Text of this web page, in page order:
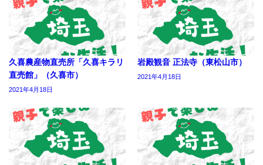
久喜農産物直売所「久喜キラリ
直売館」（久喜市）
2021年4月18日
岩殿観音 正法寺（東松山市）
2021年4月18日